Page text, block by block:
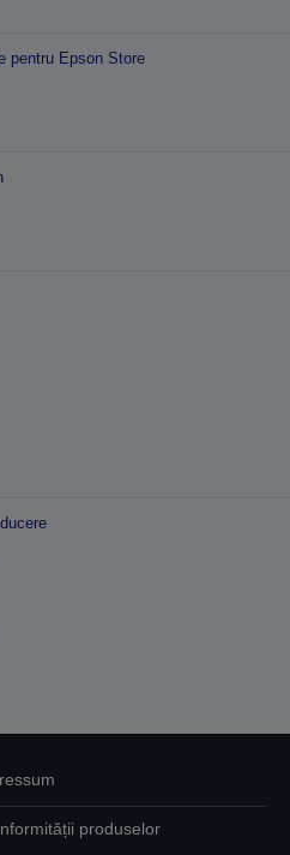
pentru Epson Store
produselor